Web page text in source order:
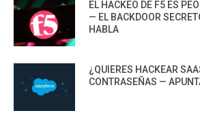
EL HACKEO DE F5 ES
— EL BACKDOOR
HABLA
¿QUIERES HACKEAR
CONTRASEÑAS —